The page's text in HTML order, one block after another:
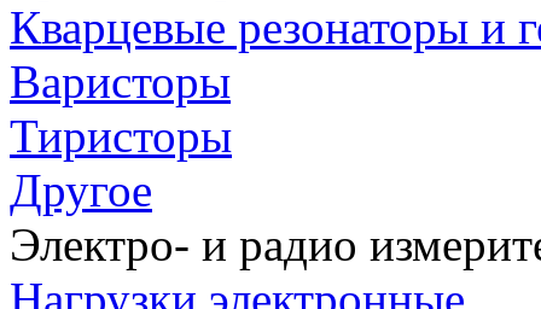
Кварцевые резонаторы и
Варисторы
Тиристоры
Другое
Электро- и радио
Нагрузки электронные